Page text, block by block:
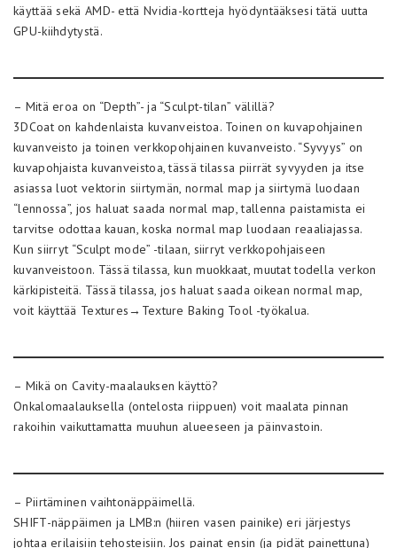
käyttää sekä AMD- että Nvidia-kortteja hyödyntääksesi tätä uutta
GPU-kiihdytystä.
– Mitä eroa on “Depth”- ja “Sculpt-tilan” välillä?
3DCoat on kahdenlaista kuvanveistoa. Toinen on kuvapohjainen
kuvanveisto ja toinen verkkopohjainen kuvanveisto. “Syvyys” on
kuvapohjaista kuvanveistoa, tässä tilassa piirrät syvyyden ja itse
asiassa luot vektorin siirtymän, normal map ja siirtymä luodaan
“lennossa”, jos haluat saada normal map, tallenna paistamista ei
tarvitse odottaa kauan, koska normal map luodaan reaaliajassa.
Kun siirryt “Sculpt mode” -tilaan, siirryt verkkopohjaiseen
kuvanveistoon. Tässä tilassa, kun muokkaat, muutat todella verkon
kärkipisteitä. Tässä tilassa, jos haluat saada oikean normal map,
voit käyttää Textures→Texture Baking Tool -työkalua.
– Mikä on Cavity-maalauksen käyttö?
Onkalomaalauksella (ontelosta riippuen) voit maalata pinnan
rakoihin vaikuttamatta muuhun alueeseen ja päinvastoin.
– Piirtäminen vaihtonäppäimellä.
SHIFT-näppäimen ja LMB:n (hiiren vasen painike) eri järjestys
johtaa erilaisiin tehosteisiin. Jos painat ensin (ja pidät painettuna)